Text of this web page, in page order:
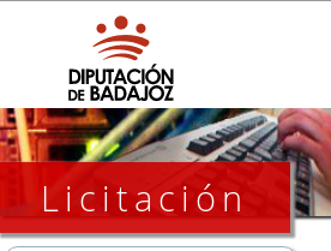
Licitación